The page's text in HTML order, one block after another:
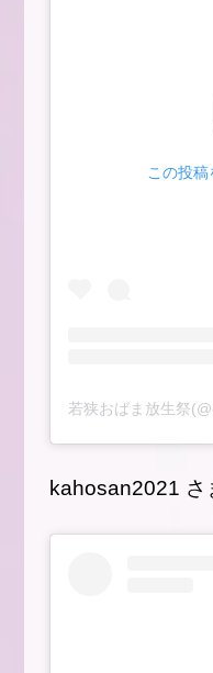
この投
kahosan2021 さ